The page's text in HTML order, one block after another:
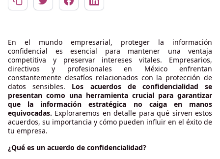
En el mundo empresarial, proteger la información
confidencial es esencial para mantener una ventaja
competitiva y preservar intereses vitales. Empresarios,
directivos y profesionales en México enfrentan
constantemente desafíos relacionados con la protección de
datos sensibles. Los acuerdos de confidencialidad se
presentan como una herramienta crucial para garantizar
que la información estratégica no caiga en manos
equivocadas. Exploraremos en detalle para qué sirven estos
acuerdos, su importancia y cómo pueden influir en el éxito de
tu empresa.
¿Qué es un acuerdo de confidencialidad?